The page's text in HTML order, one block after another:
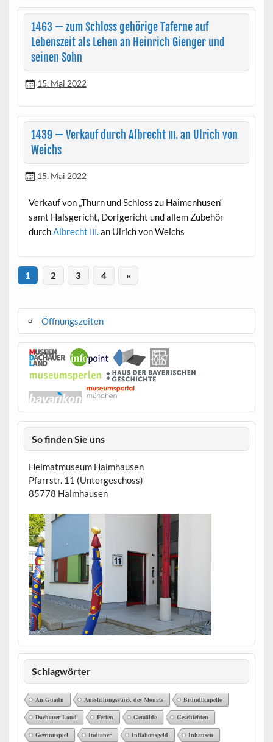
1463 — zum Schloss gehörige Taferne auf
Lebenszeit als Lehen an Heinrich Gienger und
seinen Sohn
15. Mai 2022
1439 — Verkauf durch Albrecht III. an Ulrich von
Weichs
15. Mai 2022
Verkauf von „Thurn und Schloss zu Haimen­husen“
samt Hals­gericht, Dor­fgericht und allem Zube­hör
durchAlbrecht III.an Ulrich von Weichs
1 2 3 4 »
Öffnungszeiten
So finden Sie uns
Heimatmuseum Haimhausen
Pfarrstr. 11 (Untergeschoss)
85778 Haimhausen
Schlagwörter
An Guadn Ausstellungsstück des Monats Bründlkapelle
Dachauer Land Ferien Gemälde Geschichten
Gewinnspiel Indianer Inflationsgeld Inhausen